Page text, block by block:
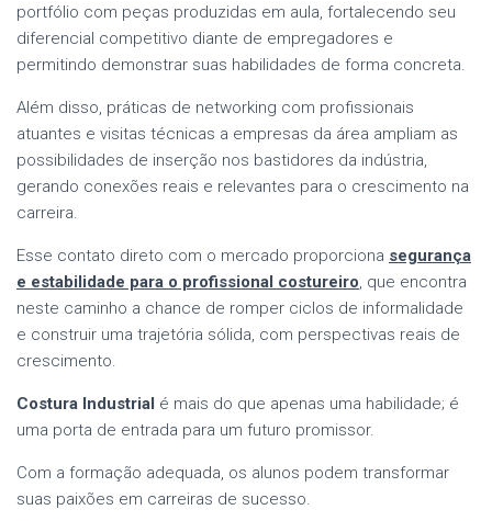
portfólio com peças produzidas em aula, fortalecendo seu
diferencial competitivo diante de empregadores e
permitindo demonstrar suas habilidades de forma concreta.
Além disso, práticas de networking com profissionais
atuantes e visitas técnicas a empresas da área ampliam as
possibilidades de inserção nos bastidores da indústria,
gerando conexões reais e relevantes para o crescimento na
carreira.
Esse contato direto com o mercado proporciona segurança
e estabilidade para o profissional costureiro, que encontra
neste caminho a chance de romper ciclos de informalidade
e construir uma trajetória sólida, com perspectivas reais de
crescimento.
Costura Industrial é mais do que apenas uma habilidade; é
uma porta de entrada para um futuro promissor.
Com a formação adequada, os alunos podem transformar
suas paixões em carreiras de sucesso.